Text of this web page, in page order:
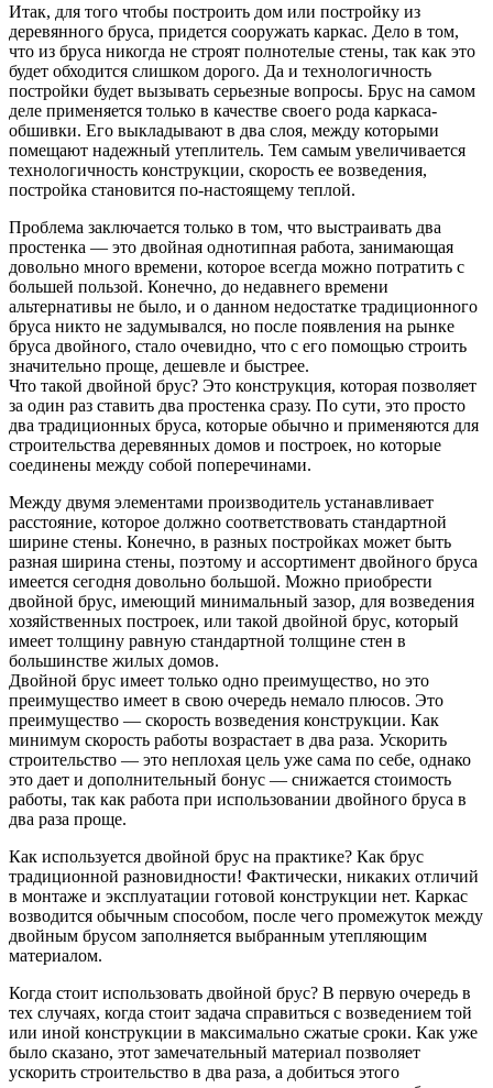
Итак, для того чтобы построить дом или постройку из
деревянного бруса, придется сооружать каркас. Дело в том,
что из бруса никогда не строят полнотелые стены, так как это
будет обходится слишком дорого. Да и технологичность
постройки будет вызывать серьезные вопросы. Брус на самом
деле применяется только в качестве своего рода каркаса-
обшивки. Его выкладывают в два слоя, между которыми
помещают надежный утеплитель. Тем самым увеличивается
технологичность конструкции, скорость ее возведения,
постройка становится по-настоящему теплой.
Проблема заключается только в том, что выстраивать два
простенка — это двойная однотипная работа, занимающая
довольно много времени, которое всегда можно потратить с
большей пользой. Конечно, до недавнего времени
альтернативы не было, и о данном недостатке традиционного
бруса никто не задумывался, но после появления на рынке
бруса двойного, стало очевидно, что с его помощью строить
значительно проще, дешевле и быстрее.
Что такой двойной брус? Это конструкция, которая позволяет
за один раз ставить два простенка сразу. По сути, это просто
два традиционных бруса, которые обычно и применяются для
строительства деревянных домов и построек, но которые
соединены между собой поперечинами.
Между двумя элементами производитель устанавливает
расстояние, которое должно соответствовать стандартной
ширине стены. Конечно, в разных постройках может быть
разная ширина стены, поэтому и ассортимент двойного бруса
имеется сегодня довольно большой. Можно приобрести
двойной брус, имеющий минимальный зазор, для возведения
хозяйственных построек, или такой двойной брус, который
имеет толщину равную стандартной толщине стен в
большинстве жилых домов.
Двойной брус имеет только одно преимущество, но это
преимущество имеет в свою очередь немало плюсов. Это
преимущество — скорость возведения конструкции. Как
минимум скорость работы возрастает в два раза. Ускорить
строительство — это неплохая цель уже сама по себе, однако
это дает и дополнительный бонус — снижается стоимость
работы, так как работа при использовании двойного бруса в
два раза проще.
Как используется двойной брус на практике? Как брус
традиционной разновидности! Фактически, никаких отличий
в монтаже и эксплуатации готовой конструкции нет. Каркас
возводится обычным способом, после чего промежуток между
двойным брусом заполняется выбранным утепляющим
материалом.
Когда стоит использовать двойной брус? В первую очередь в
тех случаях, когда стоит задача справиться с возведением той
или иной конструкции в максимально сжатые сроки. Как уже
было сказано, этот замечательный материал позволяет
ускорить строительство в два раза, а добиться этого